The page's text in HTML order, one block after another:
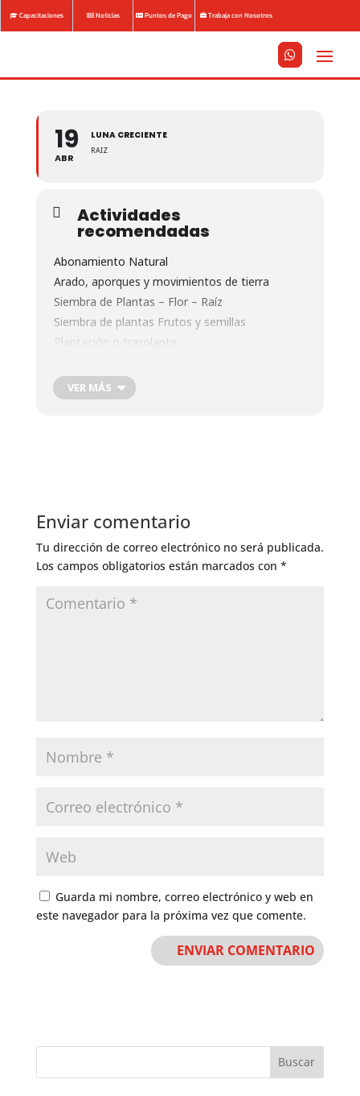
Capacitaciones Noticias Puntos de Pago Trabaja con Nosotros



19
ABR
LUNA CRECIENTE
RAIZ
Actividades
recomendadas
Abonamiento Natural
Arado, aporques y movimientos de tierra
Siembra de Plantas – Flor – Raíz
Siembra de plantas Frutos y semillas
Plantación o trasplante
Cosecha de hojas, flores y frutos
Cosecha Plantas Medicinales
Riego General
VER MÁS
Enviar comentario
Tu dirección de correo electrónico no será publicada.
Los campos obligatorios están marcados con *
Guarda mi nombre, correo electrónico y web en
este navegador para la próxima vez que comente.
Buscar